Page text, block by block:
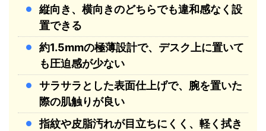
縦向き、横向きのどちらでも違和感なく設
置できる
約1.5mmの極薄設計で、デスク上に置いて
も圧迫感が少ない
サラサラとした表面仕上げで、腕を置いた
際の肌触りが良い
指紋や皮脂汚れが目立ちにくく、軽く拭き